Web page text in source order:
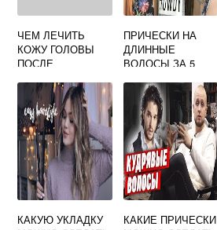
ЧЕМ ЛЕЧИТЬ
КОЖУ ГОЛОВЫ
ПОСЛЕ
ВОЛОС
ПРИЧЕСКИ НА
ДЛИННЫЕ
ВОЛОСЫ ЗА 5
РУКАМИ
КАКУЮ УКЛАДКУ
КАКИЕ ПРИЧЕСКИ